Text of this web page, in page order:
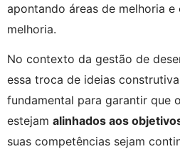
apontando áreas de melhoria
melhoria.
No contexto da gestão de
essa troca de ideias
fundamental para garantir que
estejam alinhados aos
suas competências sejam